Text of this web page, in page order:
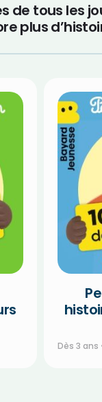
de tous les
plus
Dès 3 ans